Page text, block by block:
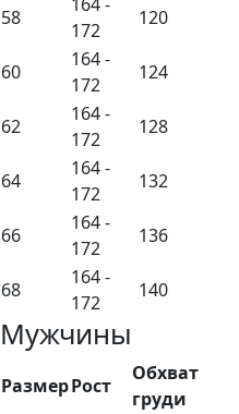
58
172
120
60
164 -
172
124
62
164 -
172
128
64
164 -
172
132
66
164 -
172
136
68
164 -
172
140
Мужчины
РазмерРост
Обхват
груди